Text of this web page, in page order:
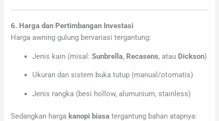
6. Harga dan Pertimbangan Investasi
Harga awning gulung bervariasi tergantung:
Jenis kain (misal:Sunbrella, Recasens, atau Dickson)
Ukuran dan sistem buka tutup (manual/otomatis)
Jenis rangka (besi hollow, alumunium, stainless)
Sedangkan harga kanopi biasa tergantung bahan atapnya: